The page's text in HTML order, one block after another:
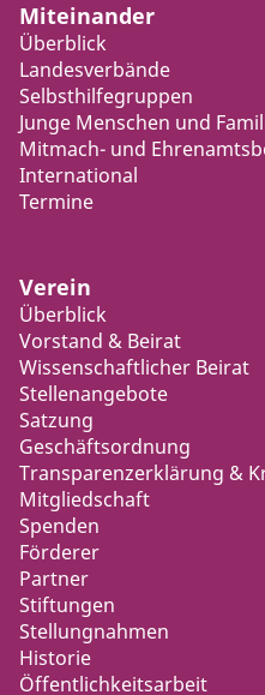
Miteinander
Überblick
Landesverbände
Selbsthilfegruppen
Junge Menschen und
Mitmach- und
International
Termine
Verein
Überblick
Vorstand & Beirat
Wissenschaftlicher Beirat
Stellenangebote
Satzung
Geschäftsordnung
Transparenzerklärung &
Mitgliedschaft
Spenden
Förderer
Partner
Stiftungen
Stellungnahmen
Historie
Öffentlichkeitsarbeit